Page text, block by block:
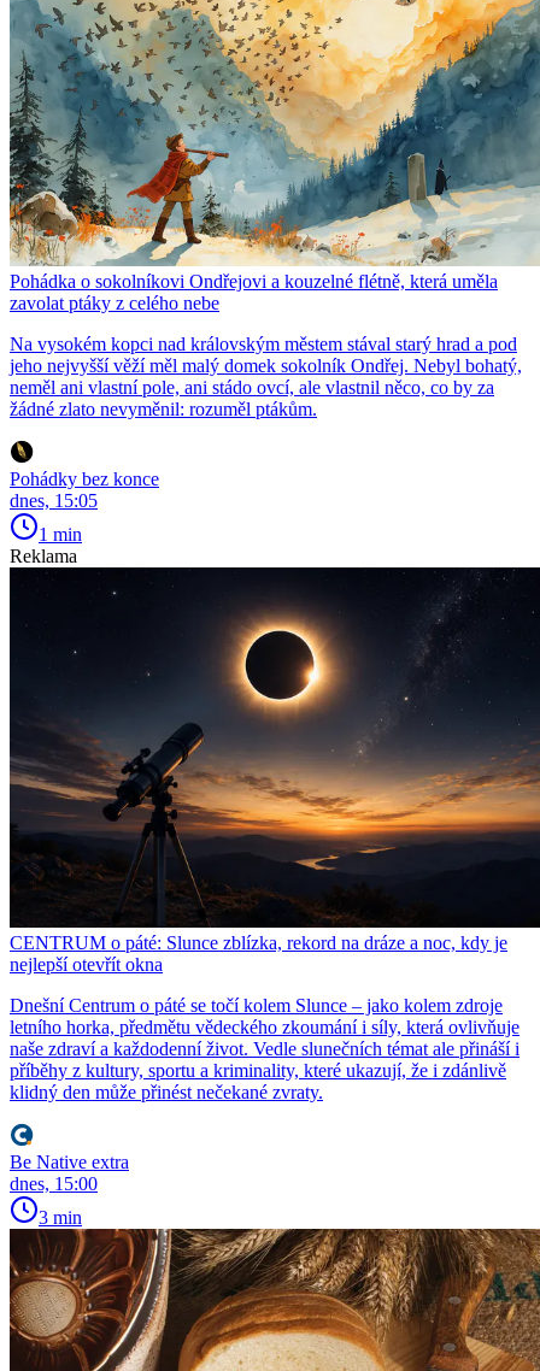
Pohádka o sokolníkovi Ondřejovi a kouzelné flétně, která uměla
zavolat ptáky z celého nebe
Na vysokém kopci nad královským městem stával starý hrad a pod
jeho nejvyšší věží měl malý domek sokolník Ondřej. Nebyl bohatý,
neměl ani vlastní pole, ani stádo ovcí, ale vlastnil něco, co by za
žádné zlato nevyměnil: rozuměl ptákům.
Pohádky bez konce
dnes, 15:05
1 min
Reklama
CENTRUM o páté: Slunce zblízka, rekord na dráze a noc, kdy je
nejlepší otevřít okna
Dnešní Centrum o páté se točí kolem Slunce – jako kolem zdroje
letního horka, předmětu vědeckého zkoumání i síly, která ovlivňuje
naše zdraví a každodenní život. Vedle slunečních témat ale přináší i
příběhy z kultury, sportu a kriminality, které ukazují, že i zdánlivě
klidný den může přinést nečekané zvraty.
Be Native extra
dnes, 15:00
3 min